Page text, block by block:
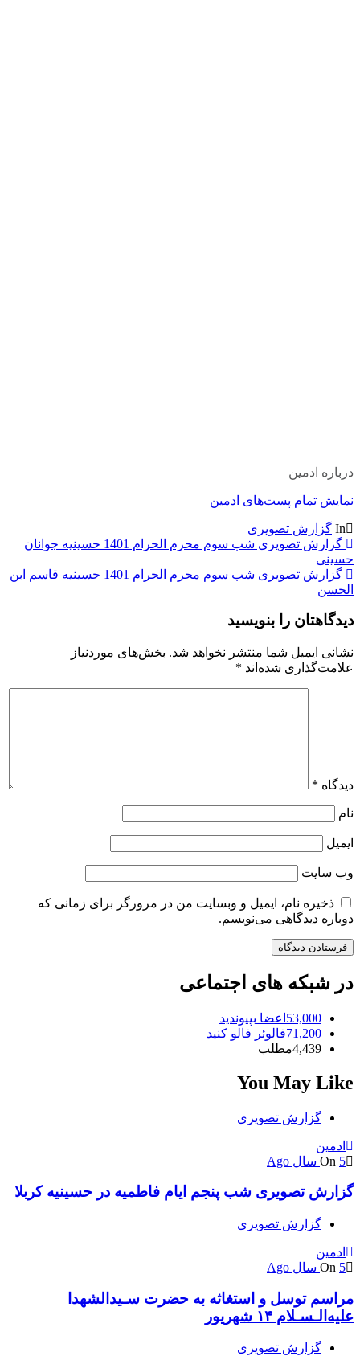
درباره ادمین
نمایش تمام پست‌های ادمین
In گزارش تصویری
راهبری
نوشته
گزارش تصویری شب سوم محرم الحرام 1401 حسینیه جوانان
حسینی
گزارش تصویری شب سوم محرم الحرام 1401 حسینیه قاسم ابن
الحسن
دیدگاهتان را بنویسید
نشانی ایمیل شما منتشر نخواهد شد. بخش‌های موردنیاز
علامت‌گذاری شده‌اند *
دیدگاه *
نام
ایمیل
وب‌ سایت
ذخیره نام، ایمیل و وبسایت من در مرورگر برای زمانی که
دوباره دیدگاهی می‌نویسم.
در شبکه های اجتماعی
53,000 اعضا بپیوندید
71,200فالوئر فالو کنید
4,439مطلب
You May Like
گزارش تصویری
ادمین
On 5 سال Ago
گزارش تصویری شب پنجم ایام فاطمیه در حسینیه کربلا
گزارش تصویری
ادمین
On 5 سال Ago
مراسم توسل و استغاثه به حضرت سـیدالشهدا
علیه‌الـسـلام ۱۴ شهریور
گزارش تصویری